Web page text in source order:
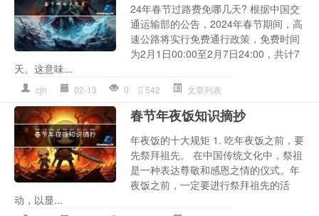
24年春节过路费免哪几天? 根据中国交
通运输部的公告，2024年春节期间，高
速公路将实行免费通行政策，免费时间
为2月1日00:00至2月7日24:00，共计7
天。这意味...
cjn 02-13 0 542 文章列表
春节年夜饭知识摘抄
年夜饭的十大规矩 1. 吃年夜饭之前，要
先祭拜祖先。 在中国传统文化中，祭祖
是一种表达尊敬和感恩之情的仪式。年
夜饭之前，一定要进行祭拜祖先的活
动，以显...